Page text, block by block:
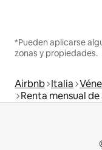
*Pueden aplicarse
zonas y propiedades.
Airbnb Italia
Renta mensual